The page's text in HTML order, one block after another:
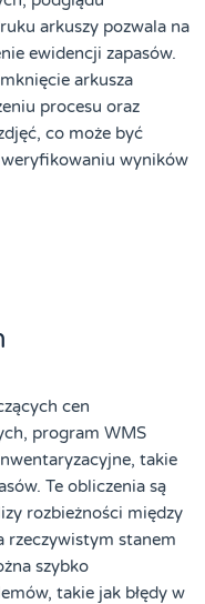
arkuszy pozwala na
ewidencji zapasów.
arkusza
procesu oraz
co może być
wyników
cen
program WMS
takie
Te obliczenia są
rozbieżności między
rzeczywistym stanem
szybko
takie jak błędy w